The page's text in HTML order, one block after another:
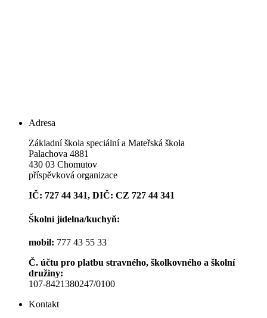
Adresa
Základní škola speciální a Mateřská škola
Palachova 4881
430 03 Chomutov
příspěvková organizace
IČ: 727 44 341, DIČ: CZ 727 44 341
Školní jídelna/kuchyň:
mobil: 777 43 55 33
Č. účtu pro platbu stravného, školkovného a školní
družiny:
107-8421380247/0100
Kontakt